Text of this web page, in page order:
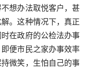
想办法取悦客户，甚
。这种情况下，真正
在政府的公检法办事
便市民之家办事效率
微笑，生怕自己的事